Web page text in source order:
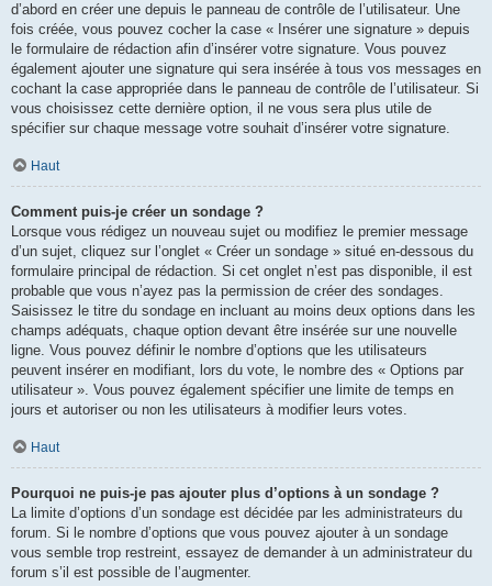
d’abord en créer une depuis le panneau de contrôle de l’utilisateur. Une
fois créée, vous pouvez cocher la case « Insérer une signature » depuis
le formulaire de rédaction afin d’insérer votre signature. Vous pouvez
également ajouter une signature qui sera insérée à tous vos messages en
cochant la case appropriée dans le panneau de contrôle de l’utilisateur. Si
vous choisissez cette dernière option, il ne vous sera plus utile de
spécifier sur chaque message votre souhait d’insérer votre signature.
Haut
Comment puis-je créer un sondage ?
Lorsque vous rédigez un nouveau sujet ou modifiez le premier message
d’un sujet, cliquez sur l’onglet « Créer un sondage » situé en-dessous du
formulaire principal de rédaction. Si cet onglet n’est pas disponible, il est
probable que vous n’ayez pas la permission de créer des sondages.
Saisissez le titre du sondage en incluant au moins deux options dans les
champs adéquats, chaque option devant être insérée sur une nouvelle
ligne. Vous pouvez définir le nombre d’options que les utilisateurs
peuvent insérer en modifiant, lors du vote, le nombre des « Options par
utilisateur ». Vous pouvez également spécifier une limite de temps en
jours et autoriser ou non les utilisateurs à modifier leurs votes.
Haut
Pourquoi ne puis-je pas ajouter plus d’options à un sondage ?
La limite d’options d’un sondage est décidée par les administrateurs du
forum. Si le nombre d’options que vous pouvez ajouter à un sondage
vous semble trop restreint, essayez de demander à un administrateur du
forum s’il est possible de l’augmenter.